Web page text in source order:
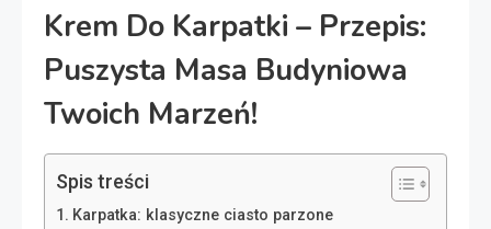
Krem Do Karpatki – Przepis:
Puszysta Masa Budyniowa
Twoich Marzeń!
Spis treści
Karpatka: klasyczne ciasto parzone